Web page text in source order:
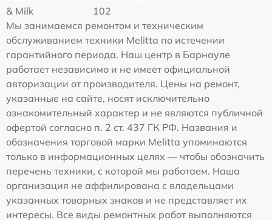
& Milk
102
Мы занимаемся ремонтом и техническим
обслуживанием техники Melitta по истечении
гарантийного периода. Наш центр в Барнауле
работает независимо и не имеет официальной
авторизации от производителя. Цены на ремонт,
указанные на сайте, носят исключительно
ознакомительный характер и не являются публичной
офертой согласно п. 2 ст. 437 ГК РФ. Названия и
обозначения торговой марки Melitta упоминаются
только в информационных целях — чтобы обозначить
перечень техники, с которой мы работаем. Наша
организация не аффилирована с владельцами
указанных товарных знаков и не представляет их
интересы. Все виды ремонтных работ выполняются